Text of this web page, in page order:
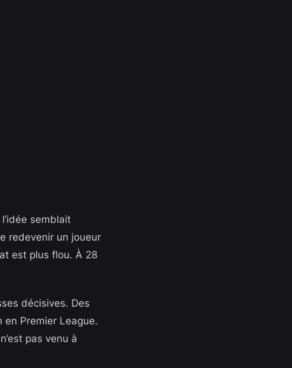
semblait
redevenir un joueur
est plus flou. À 28
décisives. Des
Premier League.
pas venu à